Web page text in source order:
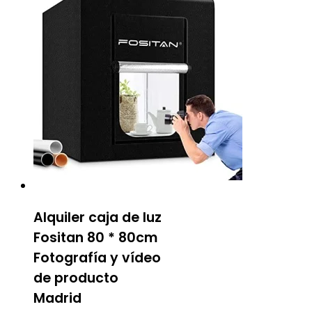
Alquiler caja de luz
Fositan 80 * 80cm
Fotografía y vídeo
de producto
Madrid